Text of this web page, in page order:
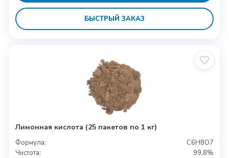
БЫСТРЫЙ ЗАКАЗ
Лимонная кислота (25 пакетов по 1 кг)
Формула:
C6H8O7
Чистота:
99,8%